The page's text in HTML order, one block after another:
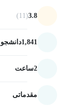
3.8
(11)
1,841دانشجو
2ساعت
مقدماتی